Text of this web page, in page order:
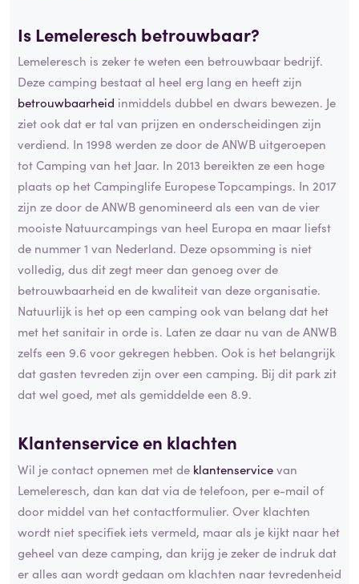
Is Lemeleresch betrouwbaar?
Lemeleresch is zeker te weten een betrouwbaar bedrijf.
Deze camping bestaat al heel erg lang en heeft zijn
betrouwbaarheid inmiddels dubbel en dwars bewezen. Je
ziet ook dat er tal van prijzen en onderscheidingen zijn
verdiend. In 1998 werden ze door de ANWB uitgeroepen
tot Camping van het Jaar. In 2013 bereikten ze een hoge
plaats op het Campinglife Europese Topcampings. In 2017
zijn ze door de ANWB genomineerd als een van de vier
mooiste Natuurcampings van heel Europa en maar liefst
de nummer 1 van Nederland. Deze opsomming is niet
volledig, dus dit zegt meer dan genoeg over de
betrouwbaarheid en de kwaliteit van deze organisatie.
Natuurlijk is het op een camping ook van belang dat het
met het sanitair in orde is. Laten ze daar nu van de ANWB
zelfs een 9.6 voor gekregen hebben. Ook is het belangrijk
dat gasten tevreden zijn over een camping. Bij dit park zit
dat wel goed, met als gemiddelde een 8.9.
Klantenservice en klachten
Wil je contact opnemen met de klantenservicevan
Lemeleresch, dan kan dat via de telefoon, per e-mail of
door middel van het contactformulier. Over klachten
wordt niet specifiek iets vermeld, maar als je kijkt naar het
geheel van deze camping, dan krijg je zeker de indruk dat
er alles aan wordt gedaan om klachten naar tevredenheid